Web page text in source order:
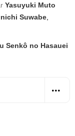
Yasuyuki Muto
Suwabe
Senkô no Hasauei